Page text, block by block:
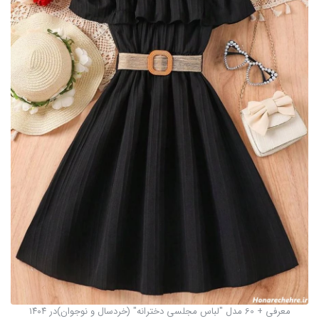
معرفی + 60 مدل "لباس مجلسی دخترانه" (خردسال و نوجوان)در ۱۴۰۴